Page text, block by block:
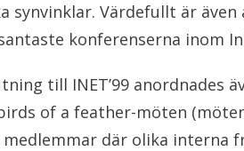
synvinklar. Värdefullt är
konferenserna inom
till INET’99
of a feather-möten
medlemmar där olika interna